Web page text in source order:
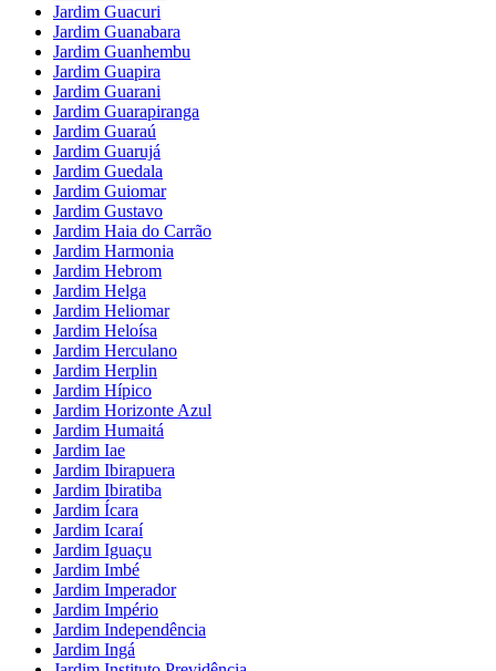
Jardim Guacuri
Jardim Guanabara
Jardim Guanhembu
Jardim Guapira
Jardim Guarani
Jardim Guarapiranga
Jardim Guaraú
Jardim Guarujá
Jardim Guedala
Jardim Guiomar
Jardim Gustavo
Jardim Haia do Carrão
Jardim Harmonia
Jardim Hebrom
Jardim Helga
Jardim Heliomar
Jardim Heloísa
Jardim Herculano
Jardim Herplin
Jardim Hípico
Jardim Horizonte Azul
Jardim Humaitá
Jardim Iae
Jardim Ibirapuera
Jardim Ibiratiba
Jardim Ícara
Jardim Icaraí
Jardim Iguaçu
Jardim Imbé
Jardim Imperador
Jardim Império
Jardim Independência
Jardim Ingá